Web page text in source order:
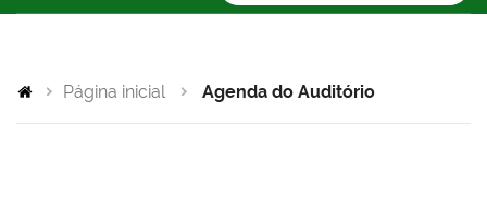
Página inicial Agenda do Auditório